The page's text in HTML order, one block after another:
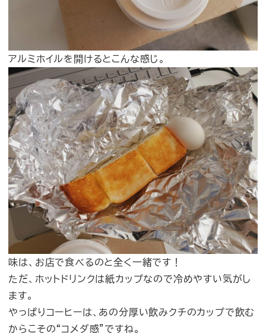
アルミホイルを開けるとこんな感じ。
味は、お店で食べるのと全く一緒です！
ただ、ホットドリンクは紙カップなので冷めやすい気がし
ます。
やっぱりコーヒーは、あの分厚い飲みクチのカップで飲む
からこその“コメダ感”ですね。